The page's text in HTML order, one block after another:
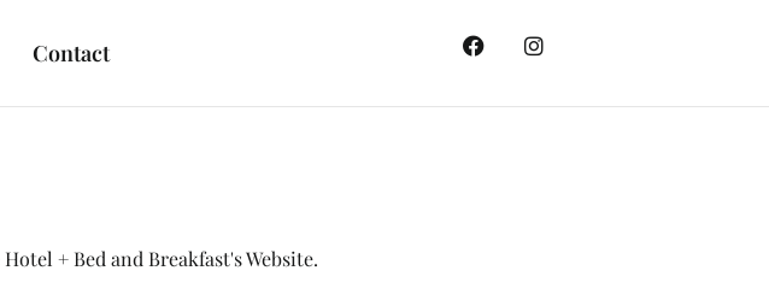
Contact
+ Bed and Breakfast's Website.